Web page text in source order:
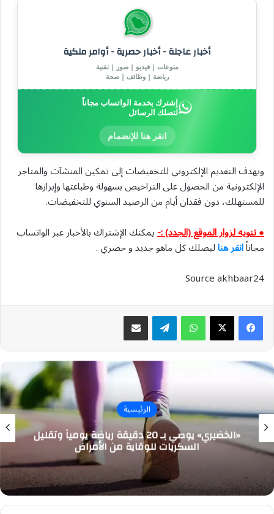
أخبار عاجلة - أخبار حصرية - أوامر ملكية
منوعات | فيديو | صور | تقنية
رياضة | وظائف | صحة
إشترك بخدمة الواتساب مجاناً
لتصلك الرسائل
انقر هنا للإنضمام
ويهدف التقديم الإلكتروني للتخفيضات إلى تمكين المنشآت والمتاجر
الإلكترونية من الحصول على التراخيص بسهولة وطباعتها وإبرازها
للمستهلك، دون فقدان أيام من الرصيد السنوي للتخفيضات.
● تنويه لزوار الموقع (الجدد) :-يمكنك الإشتراك بالأخبار عبر الواتساب
مجاناًانقر هناليصلك كل ماهو جديد و حصري .
Source akhbaar24
واتسابتيلقرام مشاركة عبر البريد
الرئيسية
«الخضيري» يوصي بـ 20 دقيقة رياضة يومياً وتقليل
السكريات للوقاية من الأمراض